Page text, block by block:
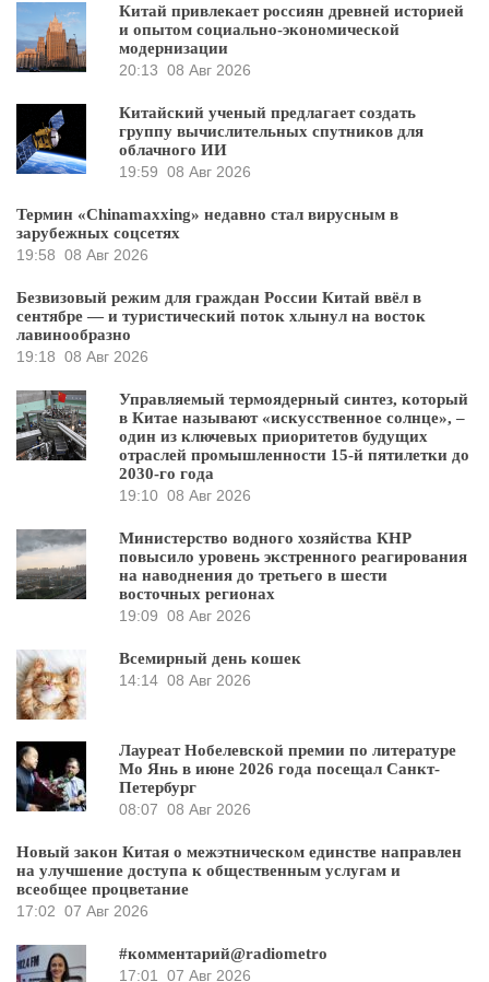
Китай привлекает россиян древней историей
и опытом социально-экономической
модернизации
20:13 08 Авг 2026
Китайский ученый предлагает создать
группу вычислительных спутников для
облачного ИИ
19:59 08 Авг 2026
Термин «Chinamaxxing» недавно стал вирусным в
зарубежных соцсетях
19:58 08 Авг 2026
Безвизовый режим для граждан России Китай ввёл в
сентябре — и туристический поток хлынул на восток
лавинообразно
19:18 08 Авг 2026
Управляемый термоядерный синтез, который
в Китае называют «искусственное солнце», –
один из ключевых приоритетов будущих
отраслей промышленности 15-й пятилетки до
2030-го года
19:10 08 Авг 2026
Министерство водного хозяйства КНР
повысило уровень экстренного реагирования
на наводнения до третьего в шести
восточных регионах
19:09 08 Авг 2026
Всемирный день кошек
14:14 08 Авг 2026
Лауреат Нобелевской премии по литературе
Мо Янь в июне 2026 года посещал Санкт-
Петербург
08:07 08 Авг 2026
Новый закон Китая о межэтническом единстве направлен
на улучшение доступа к общественным услугам и
всеобщее процветание
17:02 07 Авг 2026
#комментарий@radiometro
17:01
07 Авг 2026